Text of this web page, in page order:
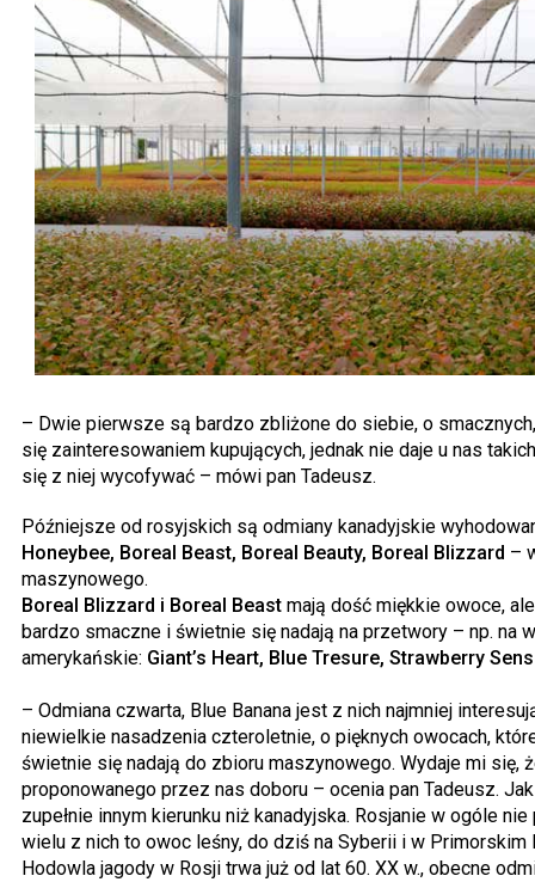
– Dwie pierwsze są bardzo zbliżone do siebie, o
się zainteresowaniem kupujących, jednak nie daje u nas
się z niej wycofywać – mówi pan Tadeusz.
Późniejsze od rosyjskich są odmiany kanadyjskie
Honeybee, Boreal Beast, Boreal Beauty, Boreal Blizzard –
maszynowego.
Boreal Blizzard i Boreal Beast mają dość miękkie owoce,
bardzo smaczne i świetnie się nadają na przetwory – np. na
amerykańskie: Giant’s Heart, Blue Tresure, Strawberry
– Odmiana czwarta, Blue Banana jest z nich najmniej
niewielkie nasadzenia czteroletnie, o pięknych owocach,
świetnie się nadają do zbioru maszynowego. Wydaje mi się,
proponowanego przez nas doboru – ocenia pan Tadeusz.
zupełnie innym kierunku niż kanadyjska. Rosjanie w ogóle
wielu z nich to owoc leśny, do dziś na Syberii i w Primorskim
Hodowla jagody w Rosji trwa już od lat 60. XX w., obecne